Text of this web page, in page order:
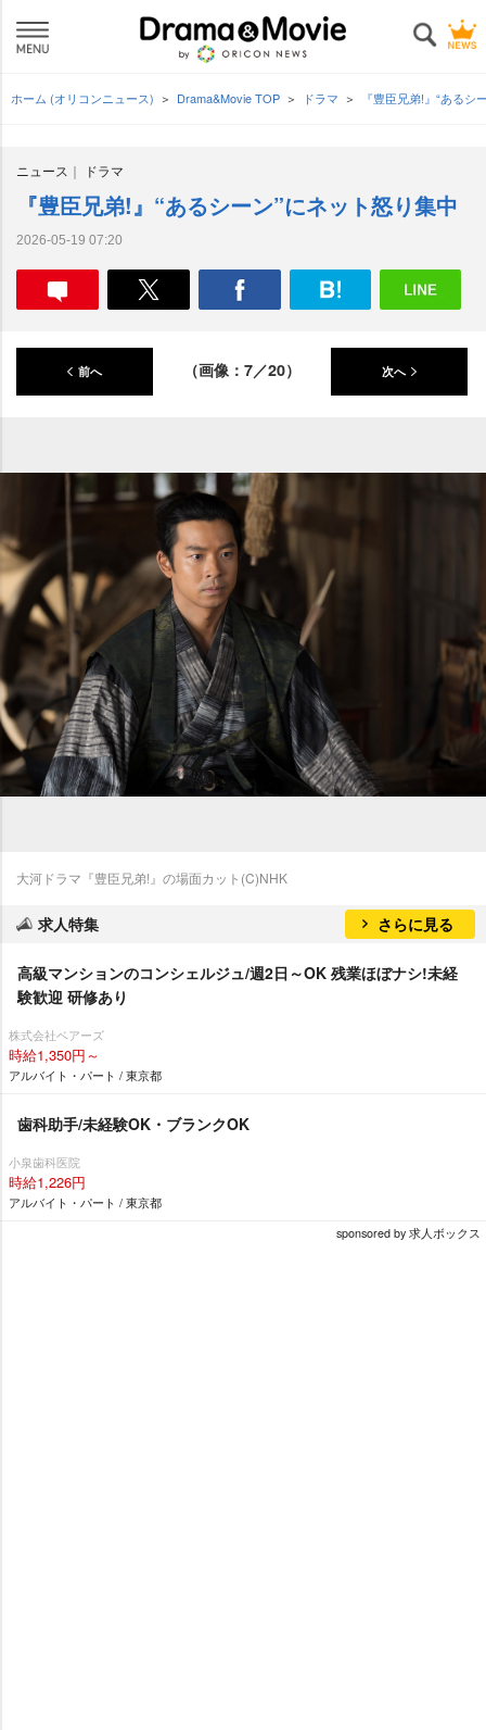
ホーム (オリコンニュース) Drama&Movie TOP ドラマ 『豊臣兄弟!』“ある
ニュース ドラマ
『豊臣兄弟!』“あるシーン”にネット怒り集中
2026-05-19 07:20
前へ （画像：7／20） 次へ
大河ドラマ『豊臣兄弟!』の場面カット(C)NHK
求人特集 さらに見る
高級マンションのコンシェルジュ/週2日～OK 残業ほぼナシ!未経
験歓迎 研修あり
株式会社ベアーズ
時給1,350円～
アルバイト・パート / 東京都
歯科助手/未経験OK・ブランクOK
小泉歯科医院
時給1,226円
アルバイト・パート / 東京都
sponsored by 求人ボックス